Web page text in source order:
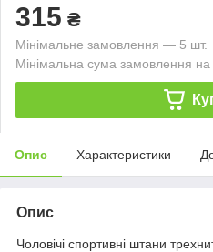
315 ₴
Мінімальне замовлення — 5 шт.
Мінімальна сума замовлення
Опис Характеристики
Опис
Чоловічі спортивні штани